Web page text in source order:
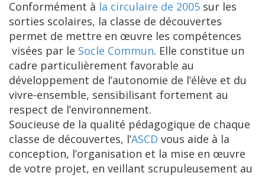
Conformément à la circulaire de 2005 sur les
sorties scolaires, la classe de découvertes
permet de mettre en œuvre les compétences
visées par le Socle Commun. Elle constitue un
cadre particulièrement favorable au
développement de l’autonomie de l’élève et du
vivre-ensemble, sensibilisant fortement au
respect de l’environnement.
Soucieuse de la qualité pédagogique de chaque
classe de découvertes, l’ASCD vous aide à la
conception, l’organisation et la mise en œuvre
de votre projet, en veillant scrupuleusement au